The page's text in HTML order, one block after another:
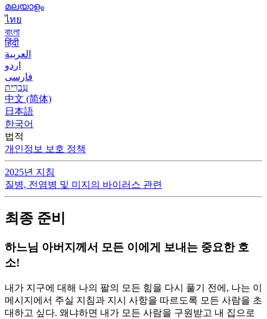
മലയാളം
ไทย
বাংলা
हिंदी
العربية
اردو
فارسی
עִברִית
中文 (简体)
日本語
한국어
법적
개인정보 보호 정책
2025년 지침
질병, 전염병 및 미지의 바이러스 관련
최종 준비
하느님 아버지께서 모든 이에게 보내는 중요한 호
소!
내가 지구에 대해 나의 팔의 모든 힘을 다시 풀기 전에, 나는 이
메시지에서 주실 지침과 지시 사항을 따르도록 모든 사람을 초
대하고 싶다. 왜냐하면 내가 모든 사람을 구원받고 내 집으로